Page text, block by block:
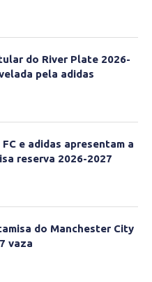
do River Plate 2026-
pela adidas
e adidas apresentam a
reserva 2026-2027
do Manchester City
vaza